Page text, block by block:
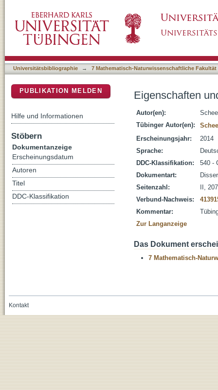
Universitätsbibliographie → 7 Mathematisch-Naturwissenschaftliche Fakultät
Eigenschaften
Autor(en):
Tübinger Autor(en):
Erscheinungsjahr:
2014
Sprache:
DDC-Klassifikation:
540 -
Dokumentart:
Seitenzahl:
II,
Verbund-Nachweis:
Kommentar:
Zur Langanzeige
Das Dokument
7 Mathematisch-
PUBLIKATION MELDEN
Hilfe und Informationen
Stöbern
Dokumentanzeige
Erscheinungsdatum
Autoren
Titel
DDC-Klassifikation
Kontakt